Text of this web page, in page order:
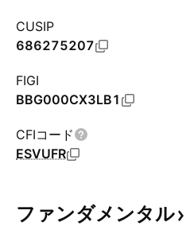
CUSIP
686275207
FIGI
BBG000CX3LB1
CFIコード
ESVUFR
ファンダメンタル